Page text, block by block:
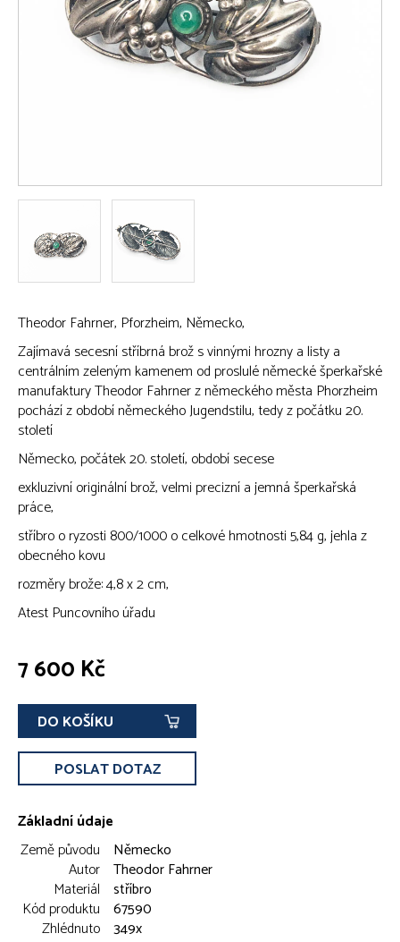
Theodor Fahrner, Pforzheim, Německo,
Zajímavá secesní stříbrná brož s vinnými hrozny a listy a
centrálním zeleným kamenem od proslulé německé šperkařské
manufaktury Theodor Fahrner z německého města Phorzheim
pochází z období německého Jugendstilu, tedy z počátku 20.
století
Německo, počátek 20. století, období secese
exkluzivní originální brož, velmi precizní a jemná šperkařská
práce,
stříbro o ryzosti 800/1000 o celkové hmotnosti 5,84 g, jehla z
obecného kovu
rozměry brože: 4,8 x 2 cm,
Atest Puncovního úřadu
7 600 Kč
DO KOŠÍKU
POSLAT DOTAZ
Základní údaje
Země původu
Německo
Autor Theodor Fahrner
Materiál stříbro
Kód produktu 67590
Zhlédnuto 349x